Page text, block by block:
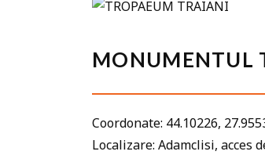
MONUMENTUL
Coordonate: 44.10226,
Localizare: Adamclisi, acces